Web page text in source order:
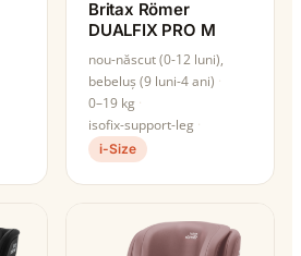
Britax Römer
DUALFIX PRO M
nou-născut (0-12 luni),
bebeluș (9 luni-4 ani)
0–19 kg
isofix-support-leg
i-Size